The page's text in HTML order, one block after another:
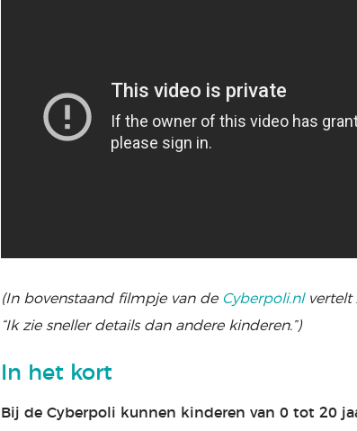
(In bovenstaand filmpje van de Cyberpoli.nlvertelt
“Ik zie sneller details dan andere kinderen.”)
In het kort
Bij de Cyberpoli kunnen kinderen van 0 tot 20